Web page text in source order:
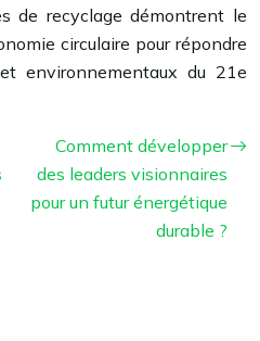
de recyclage démontrent le
circulaire pour répondre
environnementaux du 21e
Comment développer
des leaders visionnaires
pour un futur énergétique
durable ?